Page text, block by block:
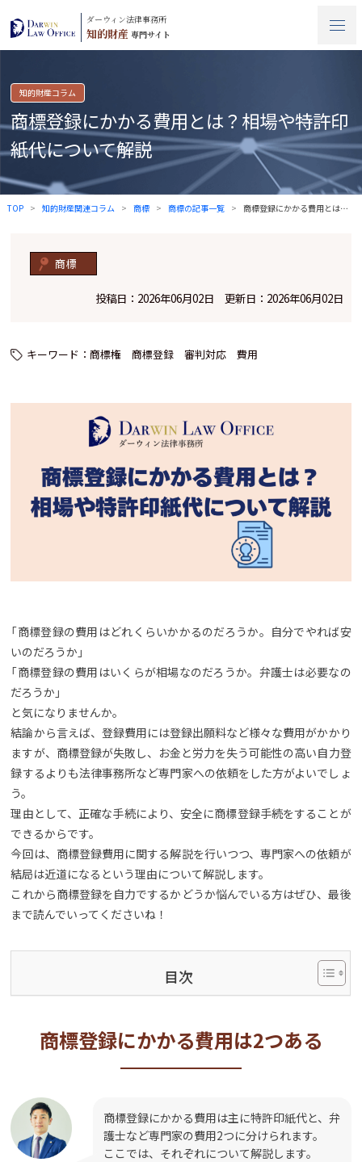
ダーウィン法律事務所
知的財産 専門サイト
知的財産コラム
商標登録にかかる費用とは？相場や特許印
紙代について解説
TOP 知的財産関連コラム 商標 商標の記事一覧 商標登録にかかる費用とは？相場や特許印紙…
商標
投稿日：2026年06月02日 更新日：2026年06月02日
キーワード： 商標権 商標登録 審判対応 費用
「商標登録の費用はどれくらいかかるのだろうか。自分でやれば安
いのだろうか」
「商標登録の費用はいくらが相場なのだろうか。弁護士は必要なの
だろうか」
と気になりませんか。
結論から言えば、登録費用には登録出願料など様々な費用がかかり
ますが、商標登録が失敗し、お金と労力を失う可能性の高い自力登
録するよりも法律事務所など専門家への依頼をした方がよいでしょ
う。
理由として、正確な手続により、安全に商標登録手続をすることが
できるからです。
今回は、商標登録費用に関する解説を行いつつ、専門家への依頼が
結局は近道になるという理由について解説します。
これから商標登録を自力でするかどうか悩んでいる方はぜひ、最後
まで読んでいってくださいね！
目次
商標登録にかかる費用は2つある
商標登録にかかる費用は主に特許印紙代と、弁
護士など専門家の費用2つに分けられます。
ここでは、それぞれについて解説します。